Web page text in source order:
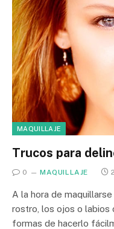
MAQUILLAJE
Trucos para
0 MAQUILLAJE
A la hora de
rostro, los ojos o labios
formas de hacerlo